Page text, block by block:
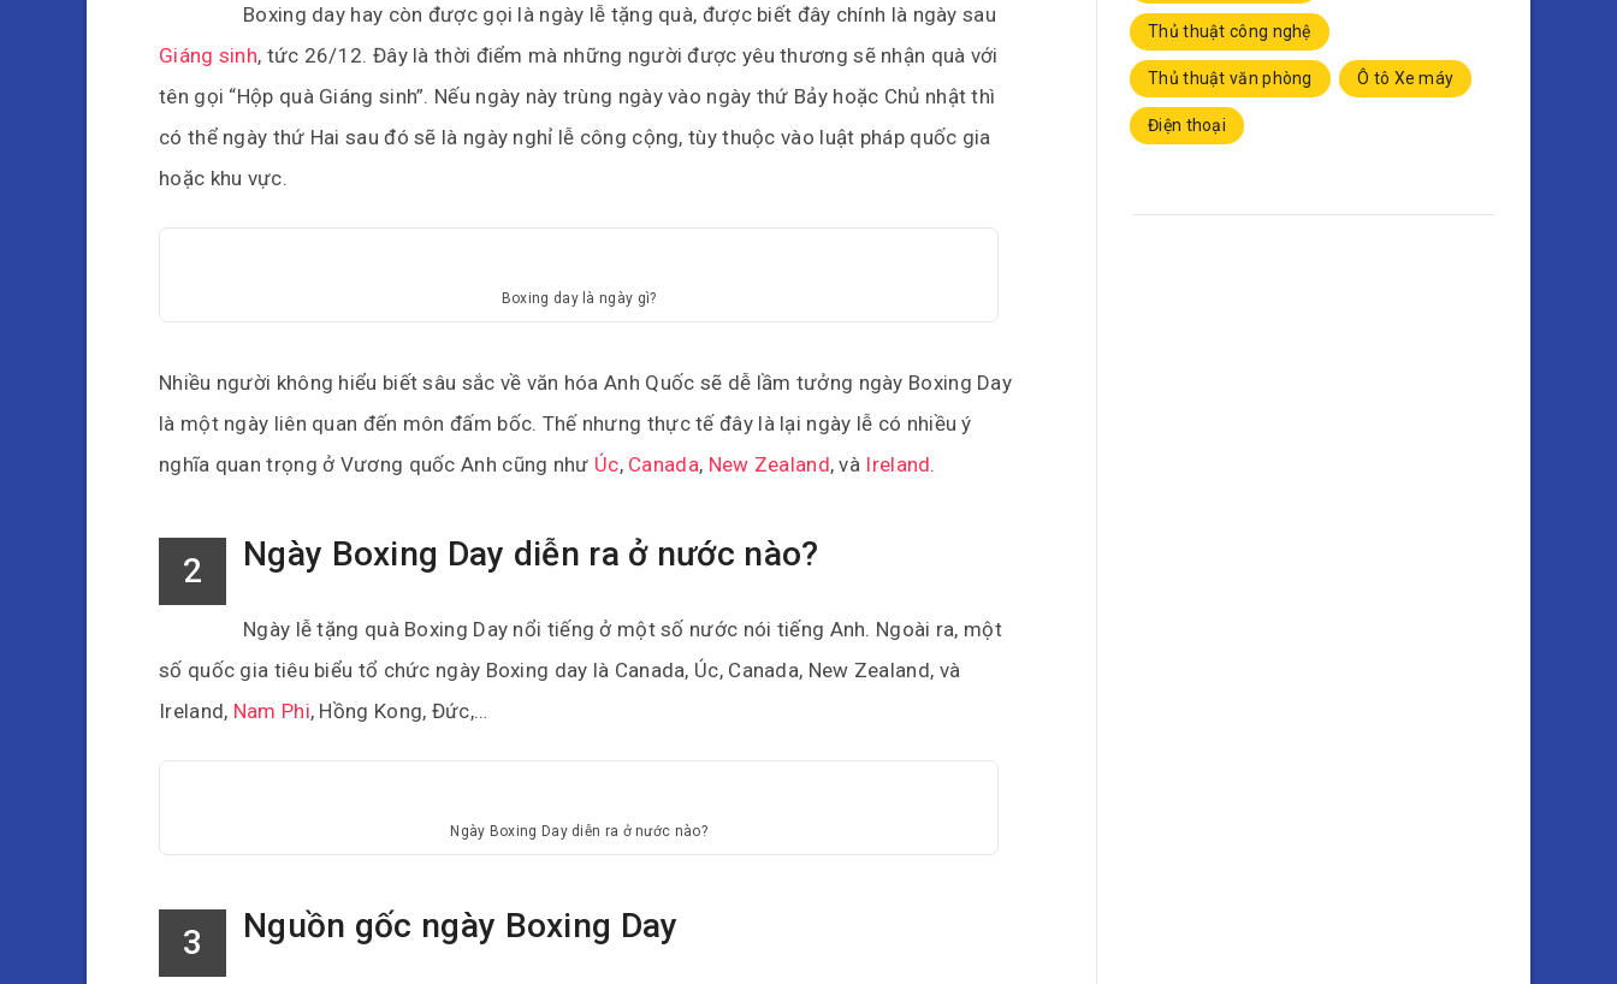
Boxing day hay còn được gọi là ngày lễ tặng quà, được biết đây chính là ngày sau
Giáng sinh, tức 26/12. Đây là thời điểm mà những người được yêu thương sẽ nhận quà với
tên gọi “Hộp quà Giáng sinh”. Nếu ngày này trùng ngày vào ngày thứ Bảy hoặc Chủ nhật thì
có thể ngày thứ Hai sau đó sẽ là ngày nghỉ lễ công cộng, tùy thuộc vào luật pháp quốc gia
hoặc khu vực.
Boxing day là ngày gì?
Nhiều người không hiểu biết sâu sắc về văn hóa Anh Quốc sẽ dễ lầm tưởng ngày Boxing Day
là một ngày liên quan đến môn đấm bốc. Thế nhưng thực tế đây là lại ngày lễ có nhiều ý
nghĩa quan trọng ở Vương quốc Anh cũng như Úc, Canada, New Zealand, và Ireland.
2 Ngày Boxing Day diễn ra ở nước nào?
Ngày lễ tặng quà Boxing Day nổi tiếng ở một số nước nói tiếng Anh. Ngoài ra, một
số quốc gia tiêu biểu tổ chức ngày Boxing day là Canada, Úc, Canada, New Zealand, và
Ireland, Nam Phi, Hồng Kong, Đức,…
Ngày Boxing Day diễn ra ở nước nào?
3 Nguồn gốc ngày Boxing Day
Thủ thuật công nghệ
Thủ thuật văn phòng Ô tô Xe máy
Điện thoại